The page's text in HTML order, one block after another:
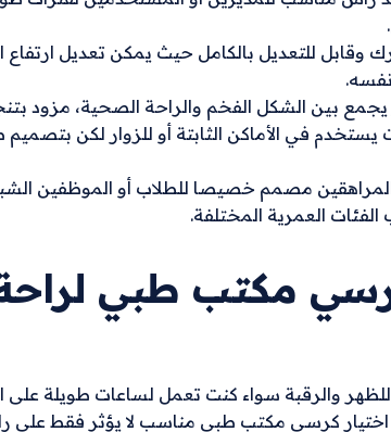
للتعديل بالكامل حيث يمكن تعديل ارتفاع
بين الشكل الفخم والراحة الصحية، مزود
في الأماكن الثابتة أو للزوار لكن
مصمم خصيصا للطلاب أو الموظفين
العمرية المختلفة.
مكتب طبي لراحة
والرقبة سواء كنت تعمل لساعات طويلة
اختيار كرسي مكتب طبي مناسب لا يؤثر فقط